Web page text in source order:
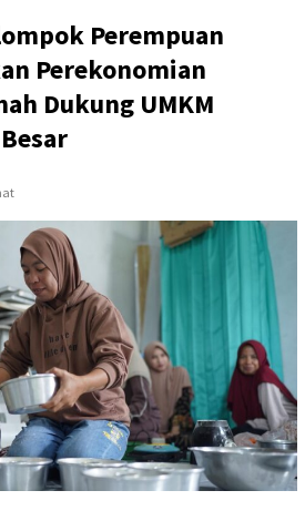
Perempuan
Perekonomian
Dukung UMKM